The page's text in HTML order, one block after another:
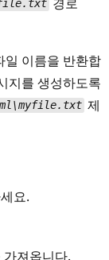
일 이름을 반환합
지를 생성하도록
제
요.
져옵니다.